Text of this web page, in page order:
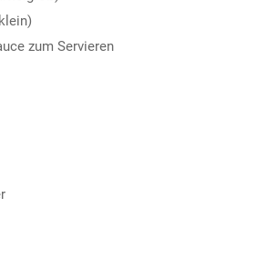
zum Servieren